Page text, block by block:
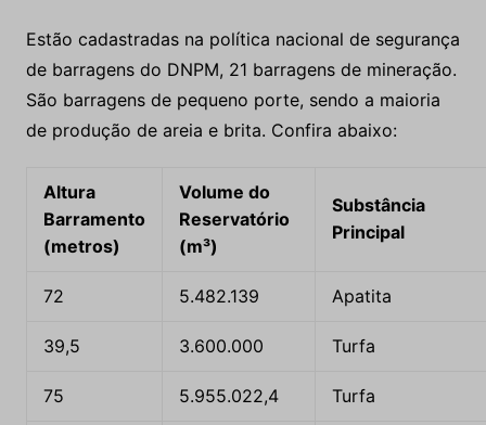
Estão cadastradas na política nacional de segurança
de barragens do DNPM, 21 barragens de mineração.
São barragens de pequeno porte, sendo a maioria
de produção de areia e brita. Confira abaixo:
Altura
Barramento
(metros)
Volume do
Reservatório
(m³)
Substância
Principal
72 5.482.139 Apatita
39,5 3.600.000 Turfa
75 5.955.022,4 Turfa